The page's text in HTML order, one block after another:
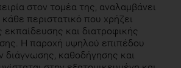
στον τομέα της, αναλαμβάνει
περιστατικό που χρήζει
εκπαίδευσης και διατροφικής
Η παροχή υψηλού επιπέδου
διάγνωσης, καθοδήγησης και